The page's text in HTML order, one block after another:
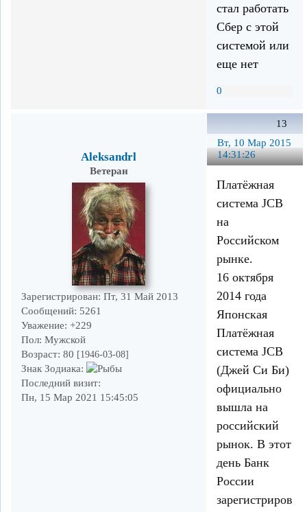
стал работать
Сбер с этой
системой или
еще нет
0
13
Вт, 10 Мар 2015
14:31:26
Aleksandrl
Ветеран
Зарегистрирован: Пт, 31 Май 2013
Сообщений: 5261
Уважение: +229
Пол: Мужской
Возраст: 80 [1946-03-08]
Знак Зодиака:
Последний визит:
Пн, 15 Мар 2021 15:45:05
Платёжная
система JCB
на
Российском
рынке.
16 октября
2014 года
Японская
Платёжная
система JCB
(Джей Си Би)
официально
вышла на
российский
рынок. В этот
день Банк
России
зарегистрировал